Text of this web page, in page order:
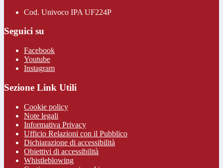
Cod. Univoco IPA UF224P
Seguici su
Facebook
Youtube
Instagram
Sezione Link Utili
Cookie policy
Note legali
Informativa Privacy
Ufficio Relazioni con il Pubblico
Dichiarazione di accessibilità
Obiettivi di accessibilità
Whistleblowing